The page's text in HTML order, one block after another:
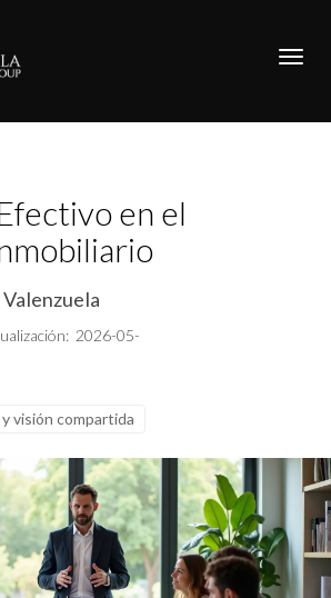
en el
2026-05-
visión compartida